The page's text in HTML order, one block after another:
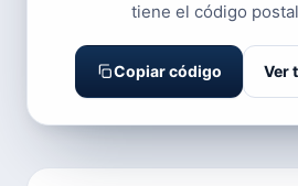
tiene el código postal
Copiar código Ver